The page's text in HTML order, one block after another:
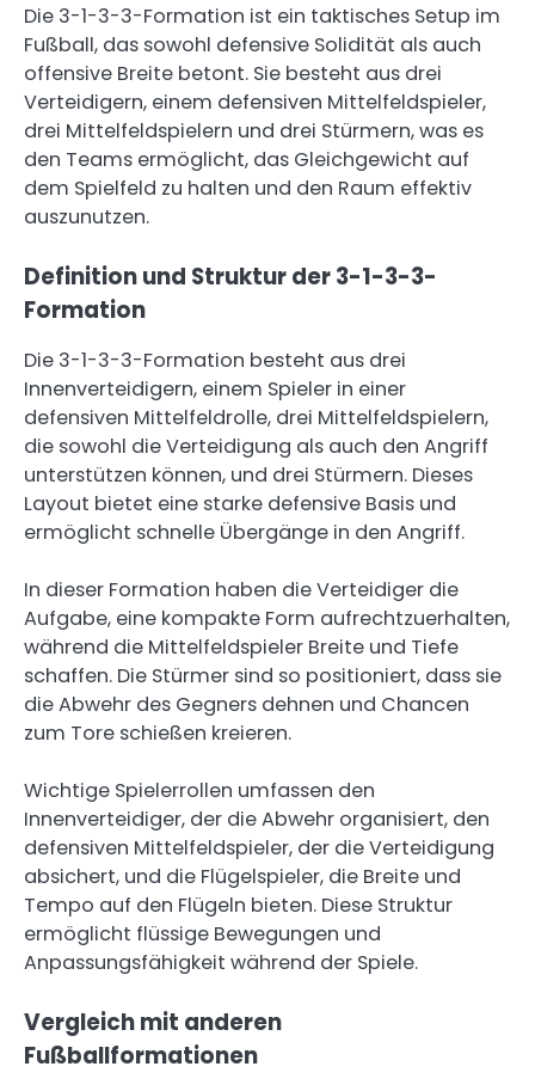
Die 3-1-3-3-Formation ist ein taktisches Setup im
Fußball, das sowohl defensive Solidität als auch
offensive Breite betont. Sie besteht aus drei
Verteidigern, einem defensiven Mittelfeldspieler,
drei Mittelfeldspielern und drei Stürmern, was es
den Teams ermöglicht, das Gleichgewicht auf
dem Spielfeld zu halten und den Raum effektiv
auszunutzen.
Definition und Struktur der 3-1-3-3-
Formation
Die 3-1-3-3-Formation besteht aus drei
Innenverteidigern, einem Spieler in einer
defensiven Mittelfeldrolle, drei Mittelfeldspielern,
die sowohl die Verteidigung als auch den Angriff
unterstützen können, und drei Stürmern. Dieses
Layout bietet eine starke defensive Basis und
ermöglicht schnelle Übergänge in den Angriff.
In dieser Formation haben die Verteidiger die
Aufgabe, eine kompakte Form aufrechtzuerhalten,
während die Mittelfeldspieler Breite und Tiefe
schaffen. Die Stürmer sind so positioniert, dass sie
die Abwehr des Gegners dehnen und Chancen
zum Tore schießen kreieren.
Wichtige Spielerrollen umfassen den
Innenverteidiger, der die Abwehr organisiert, den
defensiven Mittelfeldspieler, der die Verteidigung
absichert, und die Flügelspieler, die Breite und
Tempo auf den Flügeln bieten. Diese Struktur
ermöglicht flüssige Bewegungen und
Anpassungsfähigkeit während der Spiele.
Vergleich mit anderen
Fußballformationen